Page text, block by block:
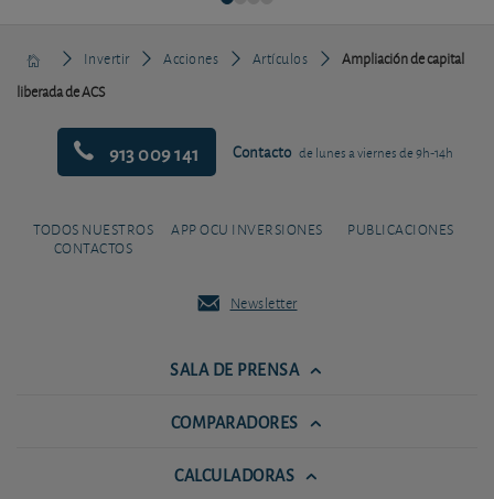
Invertir Acciones Artículos
Ampliación de capital
liberada de ACS
913 009 141 Contacto de lunes a viernes de 9h-14h
TODOS NUESTROS
CONTACTOS
APP OCU INVERSIONES PUBLICACIONES
Newsletter
SALA DE PRENSA
COMPARADORES
CALCULADORAS